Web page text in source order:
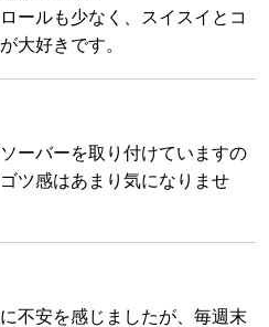
ールも少なく、スイスイとコ
大好きです。
ーバーを取り付けていますの
ツ感はあまり気になりませ
不安を感じましたが、毎週末